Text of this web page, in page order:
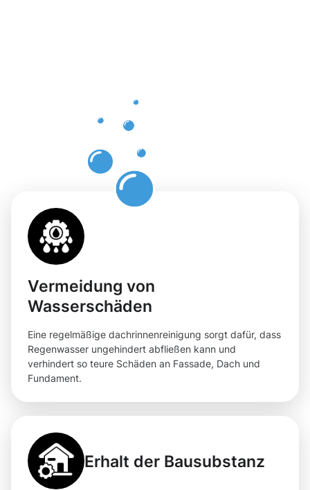
Vermeidung von
Wasserschäden
Eine regelmäßige dachrinnenreinigung sorgt dafür, dass
Regenwasser ungehindert abfließen kann und
verhindert so teure Schäden an Fassade, Dach und
Fundament.
Erhalt der Bausubstanz